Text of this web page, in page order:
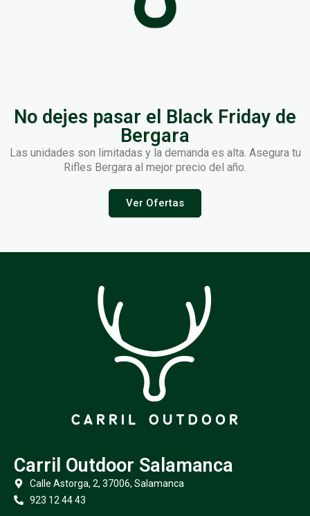
No dejes pasar el Black Friday de
Bergara
Las unidades son limitadas y la demanda es alta. Asegura tu
Rifles Bergara al mejor precio del año.
Ver Ofertas
Carril Outdoor Salamanca
Calle Astorga, 2, 37006, Salamanca
923 12 44 43